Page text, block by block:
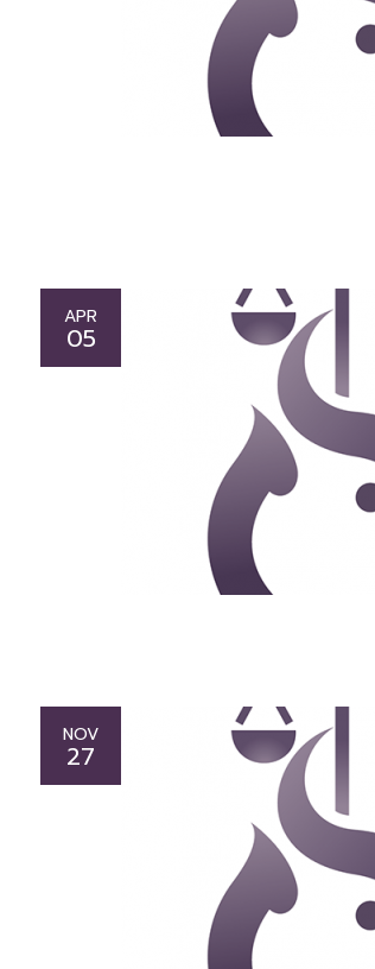
APR
05
NOV
27